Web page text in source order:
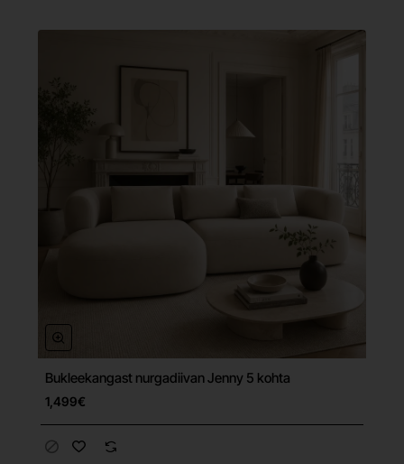
Tasuta tarne
Bukleekangast nurgadiivan Jenny 5 kohta
1,499€